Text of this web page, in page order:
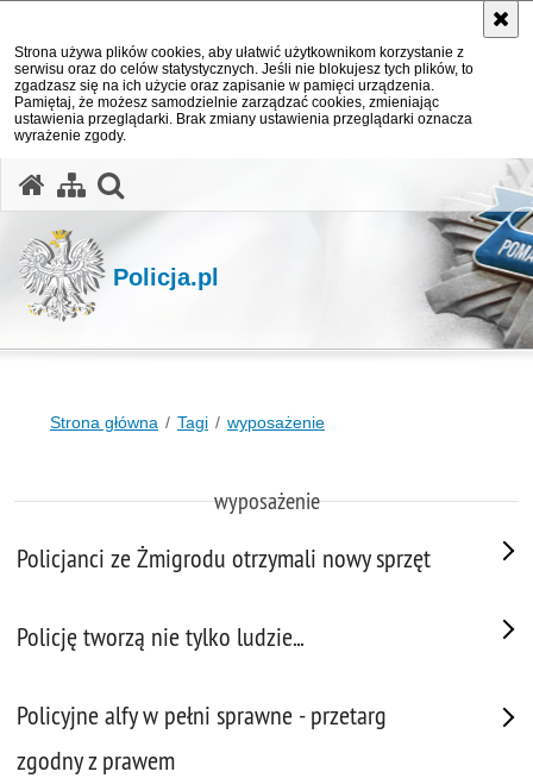
Strona używa plików cookies, aby ułatwić użytkownikom korzystanie z
serwisu oraz do celów statystycznych. Jeśli nie blokujesz tych plików, to
zgadzasz się na ich użycie oraz zapisanie w pamięci urządzenia.
Pamiętaj, że możesz samodzielnie zarządzać cookies, zmieniając
ustawienia przeglądarki. Brak zmiany ustawienia przeglądarki oznacza
wyrażenie zgody.
Policja.pl
Strona główna Tagi wyposażenie
wyposażenie
Policjanci ze Żmigrodu otrzymali nowy sprzęt
Policję tworzą nie tylko ludzie...
Policyjne alfy w pełni sprawne - przetarg
zgodny z prawem